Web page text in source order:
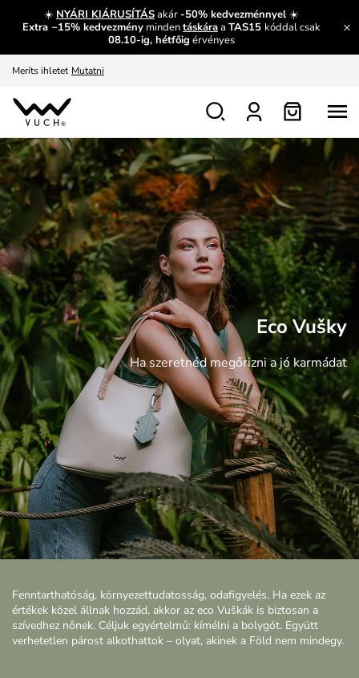
☀️ NYÁRI KIÁRUSÍTÁSakár-50% kedvezménnyel ☀️
Extra −15% kedvezmény mindentáskáraa TAS15 kóddal csak
08.10-ig, hétfőig érvényes
És mi az, amit máshol nem lehet megtudni?
Fedezze fel velünk az újdonságokat. Megtekintés
Meríts ihletet Mutatni
Ingyenes csere és visszaküldés
Eco Vušky
Ha szeretnéd megőrizni a jó karmádat
Fenntarthatóság, környezettudatosság, odafigyelés. Ha ezek az
értékek közel állnak hozzád, akkor az eco Vuškák is biztosan a
szívedhez nőnek. Céljuk egyértelmű: kímélni a bolygót. Együtt
verhetetlen párost alkothattok – olyat, akinek a Föld nem mindegy.